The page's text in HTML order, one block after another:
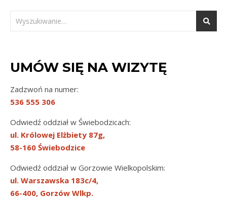
UMÓW SIĘ NA WIZYTĘ
Zadzwoń na numer:
536 555 306
Odwiedź oddział w Świebodzicach:
ul. Królowej Elżbiety 87g,
58-160 Świebodzice
Odwiedź oddział w Gorzowie Wielkopolskim:
ul. Warszawska 183c/4,
66-400, Gorzów Wlkp.